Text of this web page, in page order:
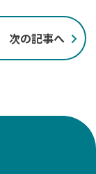
次の記事へ